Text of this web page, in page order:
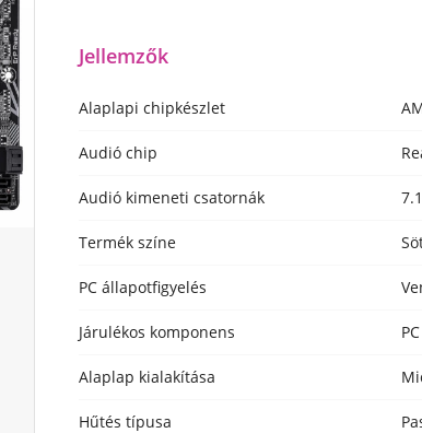
Jellemzők
Alaplapi chipkészlet
Audió chip
Audió kimeneti csatornák
Termék színe
PC állapotfigyelés
Járulékos komponens PC
Alaplap kialakítása
Hűtés típusa